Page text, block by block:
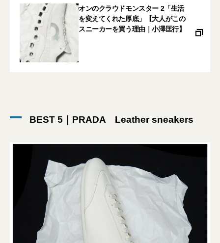
オンのクラウドモンスター 2「生活
を変えてくれた厚底」【大人がこの
スニーカーを買う理由｜小澤匡行】
BEST 5｜PRADA Leather sneakers